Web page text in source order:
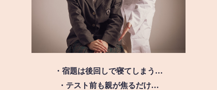
・宿題は後回しで寝てしまう…
・テスト前も親が焦るだけ…